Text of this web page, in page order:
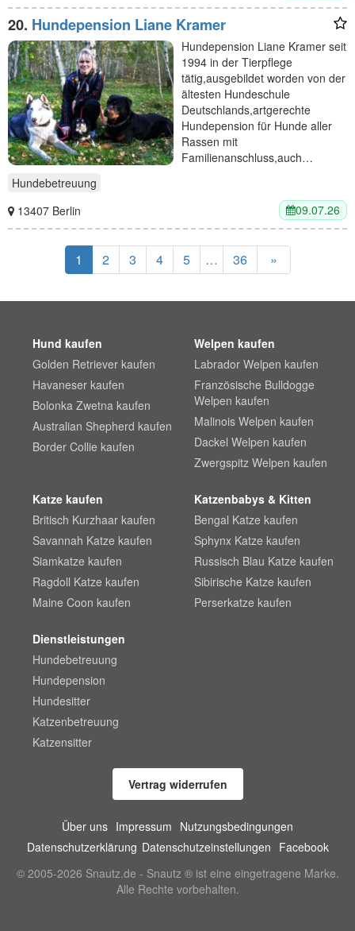
20. Hundepension Liane Kramer
Hundepension Liane Kramer seit
1994 in der Tierpflege
tätig,ausgebildet worden von der
ältesten Hundeschule
Deutschlands,artgerechte
Hundepension für Hunde aller
Rassen mit
Familienanschluss,auch…
Hundebetreuung
13407 Berlin
09.07.26
1 2 3 4 5 … 36 »
Hund kaufen
Golden Retriever kaufen
Havaneser kaufen
Bolonka Zwetna kaufen
Australian Shepherd kaufen
Border Collie kaufen
Welpen kaufen
Labrador Welpen kaufen
Französische Bulldogge
Welpen kaufen
Malinois Welpen kaufen
Dackel Welpen kaufen
Zwergspitz Welpen kaufen
Katze kaufen
Britisch Kurzhaar kaufen
Savannah Katze kaufen
Siamkatze kaufen
Ragdoll Katze kaufen
Maine Coon kaufen
Katzenbabys & Kitten
Bengal Katze kaufen
Sphynx Katze kaufen
Russisch Blau Katze kaufen
Sibirische Katze kaufen
Perserkatze kaufen
Dienstleistungen
Hundebetreuung
Hundepension
Hundesitter
Katzenbetreuung
Katzensitter
Vertrag widerrufen
Über uns Impressum Nutzungsbedingungen
Datenschutzerklärung Datenschutzeinstellungen Facebook
© 2005-2026 Snautz.de - Snautz ® ist eine eingetragene Marke.
Alle Rechte vorbehalten.